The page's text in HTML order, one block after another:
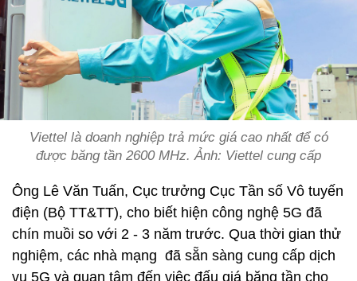
Viettel là doanh nghiệp trả mức giá cao nhất để có
được băng tần 2600 MHz. Ảnh: Viettel cung cấp
Ông Lê Văn Tuấn, Cục trưởng Cục Tần số Vô tuyến
điện (Bộ TT&TT), cho biết hiện công nghệ 5G đã
chín muồi so với 2 - 3 năm trước. Qua thời gian thử
nghiệm, các nhà mạng đã sẵn sàng cung cấp dịch
vụ 5G và quan tâm đến việc đấu giá băng tần cho